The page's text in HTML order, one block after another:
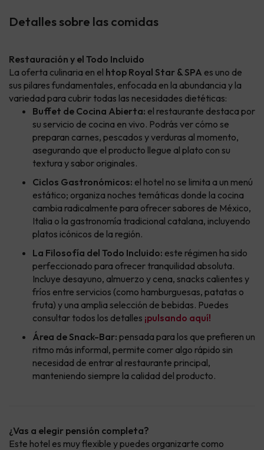
Detalles sobre las comidas
Restauración y el Todo Incluido
La oferta culinaria en el htop Royal Star & SPA es uno de
sus pilares fundamentales, enfocada en la abundancia y la
variedad para cubrir todas las necesidades dietéticas:
Buffet de Cocina Abierta: el restaurante destaca por
su servicio de cocina en vivo. Podrás ver cómo se
preparan carnes, pescados y verduras al momento,
asegurando que el producto llegue al plato con su
textura y sabor originales.
Ciclos Gastronómicos: el hotel no se limita a un menú
estático; organiza noches temáticas donde la cocina
cambia radicalmente para ofrecer sabores de México,
Italia o la gastronomía tradicional catalana, incluyendo
platos icónicos de la región.
La Filosofía del Todo Incluido: este régimen ha sido
perfeccionado para ofrecer tranquilidad absoluta.
Incluye desayuno, almuerzo y cena, snacks calientes y
fríos entre servicios (como hamburguesas, patatas o
fruta) y una amplia selección de bebidas. Puedes
consultar todos los detalles ¡pulsando aquí!
Área de Snack-Bar: pensada para los que prefieren un
ritmo más informal, permite comer algo rápido sin
necesidad de entrar al restaurante principal,
manteniendo siempre la calidad del producto.
¿Vas a elegir pensión completa?
Este hotel es muy flexible y puedes organizarte como